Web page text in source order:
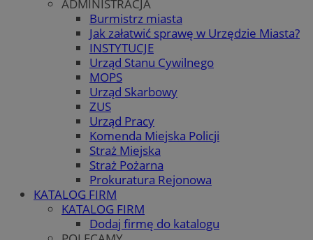
ADMINISTRACJA
Burmistrz miasta
Jak załatwić sprawę w Urzędzie Miasta?
INSTYTUCJE
Urząd Stanu Cywilnego
MOPS
Urząd Skarbowy
ZUS
Urząd Pracy
Komenda Miejska Policji
Straż Miejska
Straż Pożarna
Prokuratura Rejonowa
KATALOG FIRM
KATALOG FIRM
Dodaj firmę do katalogu